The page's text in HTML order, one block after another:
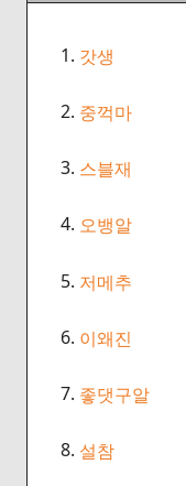
1. 갓생
2. 중꺽마
3. 스블재
4. 오뱅알
5. 저메추
6. 이왜진
7. 좋댓구알
8. 설참